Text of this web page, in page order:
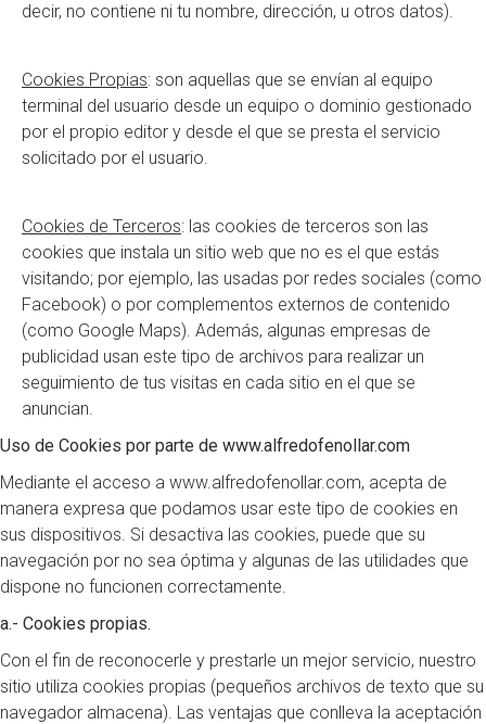
decir, no contiene ni tu nombre, dirección, u otros datos).
Cookies Propias: son aquellas que se envían al equipo
terminal del usuario desde un equipo o dominio gestionado
por el propio editor y desde el que se presta el servicio
solicitado por el usuario.
Cookies de Terceros: las cookies de terceros son las
cookies que instala un sitio web que no es el que estás
visitando; por ejemplo, las usadas por redes sociales (como
Facebook) o por complementos externos de contenido
(como Google Maps). Además, algunas empresas de
publicidad usan este tipo de archivos para realizar un
seguimiento de tus visitas en cada sitio en el que se
anuncian.
Uso de Cookies por parte de www.alfredofenollar.com
Mediante el acceso a www.alfredofenollar.com, acepta de
manera expresa que podamos usar este tipo de cookies en
sus dispositivos. Si desactiva las cookies, puede que su
navegación por no sea óptima y algunas de las utilidades que
dispone no funcionen correctamente.
a.- Cookies propias.
Con el fin de reconocerle y prestarle un mejor servicio, nuestro
sitio utiliza cookies propias (pequeños archivos de texto que su
navegador almacena). Las ventajas que conlleva la aceptación